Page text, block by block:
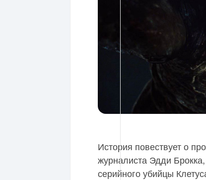
История повествует о
журналиста Эдди
серийного убийцы